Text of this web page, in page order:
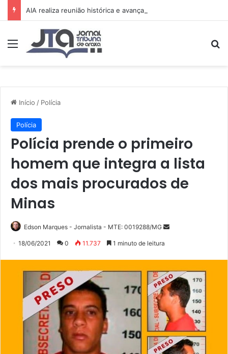
Menu
Início / Polícia
Polícia
Polícia prende o primeiro
homem que integra a lista
dos mais procurados de
Minas
Edson Marques - Jornalista - MTE: 0019288/MG
Mande
18/06/2021 0 11.737 1 minuto de leitura